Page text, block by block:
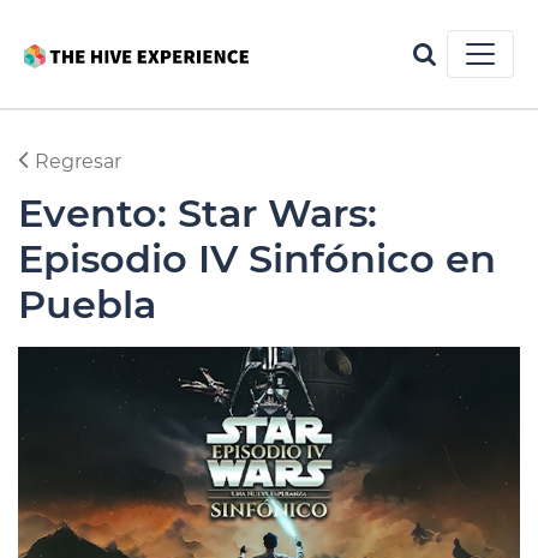
Regresar
Evento: Star Wars:
Episodio IV Sinfónico en
Puebla